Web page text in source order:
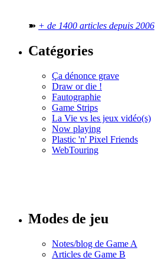
➽ + de 1400 articles depuis 2006
Catégories
Ça dénonce grave
Draw or die !
Fautographie
Game Strips
La Vie vs les jeux vidéo(s)
Now playing
Plastic 'n' Pixel Friends
WebTouring
Modes de jeu
Notes/blog de Game A
Articles de Game B